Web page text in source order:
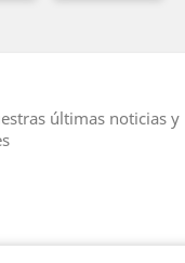
últimas noticias y